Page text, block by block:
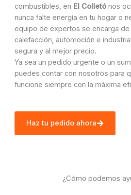
combustibles, en El Colletó nos
nunca falte energía en tu hogar o
equipo de expertos se encarga
calefacción, automoción e
segura y al mejor precio.
Ya sea un pedido urgente o un
puedes contar con nosotros para
funcione siempre con la máxima
Haz tu pedido ahora
¿Cómo podemos